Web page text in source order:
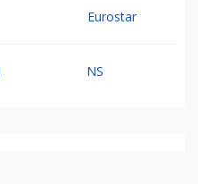
Eurostar
NS